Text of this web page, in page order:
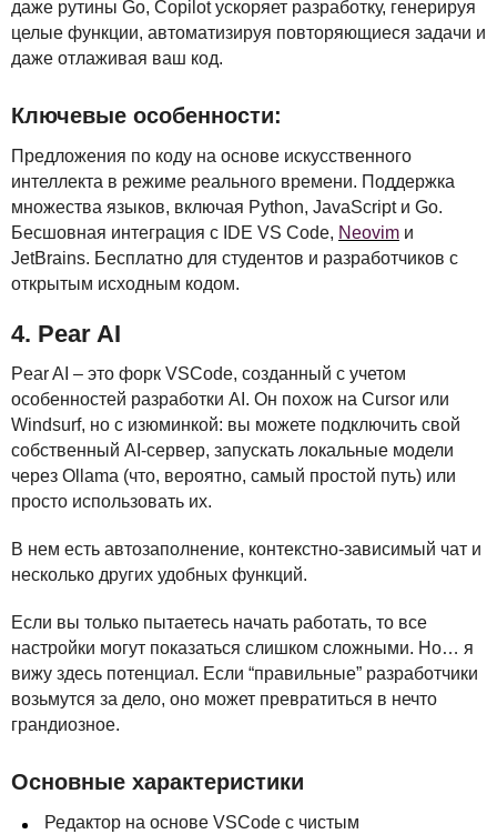
даже рутины Go, Copilot ускоряет разработку, генерируя
целые функции, автоматизируя повторяющиеся задачи и
даже отлаживая ваш код.
Ключевые особенности:
Предложения по коду на основе искусственного
интеллекта в режиме реального времени. Поддержка
множества языков, включая Python, JavaScript и Go.
Бесшовная интеграция с IDE VS Code, Neovim и
JetBrains. Бесплатно для студентов и разработчиков с
открытым исходным кодом.
4. Pear AI
Pear AI – это форк VSCode, созданный с учетом
особенностей разработки AI. Он похож на Cursor или
Windsurf, но с изюминкой: вы можете подключить свой
собственный AI-сервер, запускать локальные модели
через Ollama (что, вероятно, самый простой путь) или
просто использовать их.
В нем есть автозаполнение, контекстно-зависимый чат и
несколько других удобных функций.
Если вы только пытаетесь начать работать, то все
настройки могут показаться слишком сложными. Но… я
вижу здесь потенциал. Если “правильные” разработчики
возьмутся за дело, оно может превратиться в нечто
грандиозное.
Основные характеристики
Редактор на основе VSCode с чистым